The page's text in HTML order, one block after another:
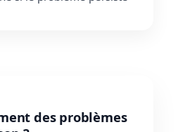
des problèmes